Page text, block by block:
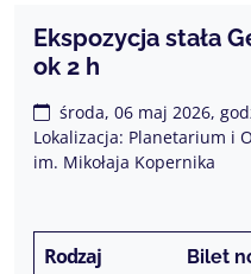
MENU ROZWIJANE
MENU ROZWIJANE
MENU ROZWIJANE
Ekspozycja stała
ok 2 h
środa, 06 maj 2026,
Lokalizacja: Planetarium i
im. Mikołaja Kopernika
Bilet